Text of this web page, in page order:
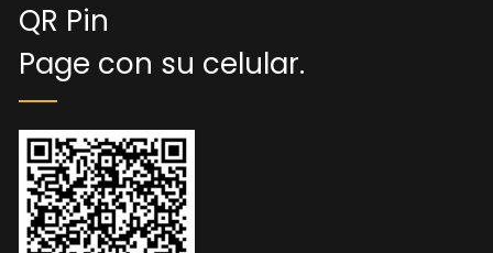
QR Pin
Page con su celular.